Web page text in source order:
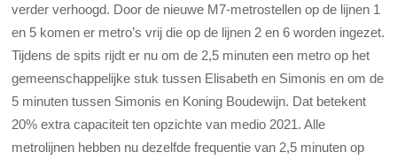
verder verhoogd. Door de nieuwe M7-metrostellen op de lijnen 1
en 5 komen er metro’s vrij die op de lijnen 2 en 6 worden ingezet.
Tijdens de spits rijdt er nu om de 2,5 minuten een metro op het
gemeenschappelijke stuk tussen Elisabeth en Simonis en om de
5 minuten tussen Simonis en Koning Boudewijn. Dat betekent
20% extra capaciteit ten opzichte van medio 2021. Alle
metrolijnen hebben nu dezelfde frequentie van 2,5 minuten op